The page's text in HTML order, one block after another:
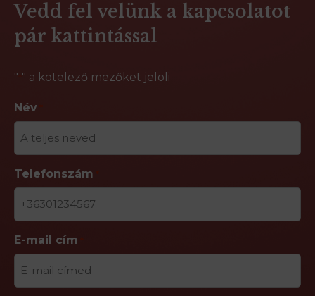
Vedd fel velünk a kapcsolatot
pár kattintással
" " a kötelező mezőket jelöli
Név
Telefonszám
E-mail cím